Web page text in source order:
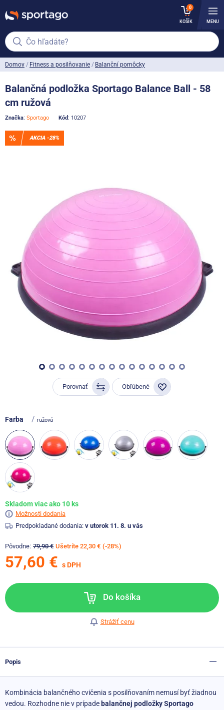
0
KOŠÍK MENU
Čo hľadáte?
Domov Fitness a posilňovanie Balanční pomôcky
Značka: Sportago Kód: 10207
Balančná podložka Sportago Balance Ball - 58
cm ružová
Farba / ružová
Skladom viac ako 10 ks
Možnosti dodania
Predpokladané dodania: v utorok 11. 8. u vás
Pôvodne: 79,90 € Ušetríte 22,30 € (-28%)
57,60 € s DPH
Do košíka
Strážiť cenu
AKCIA -28%
Porovnať Obľúbené
Popis
Kombinácia balančného cvičenia s posilňovaním nemusí byť žiadnou
vedou. Rozhodne nie v prípade balančnej podložky Sportago